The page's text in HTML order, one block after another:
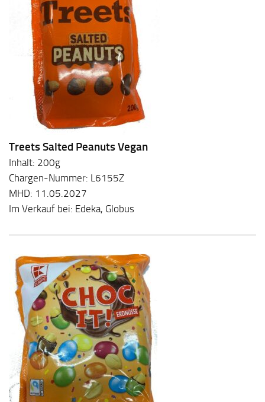
Treets Salted Peanuts Vegan
Inhalt: 200g
Chargen-Nummer: L6155Z
MHD: 11.05.2027
Im Verkauf bei: Edeka, Globus